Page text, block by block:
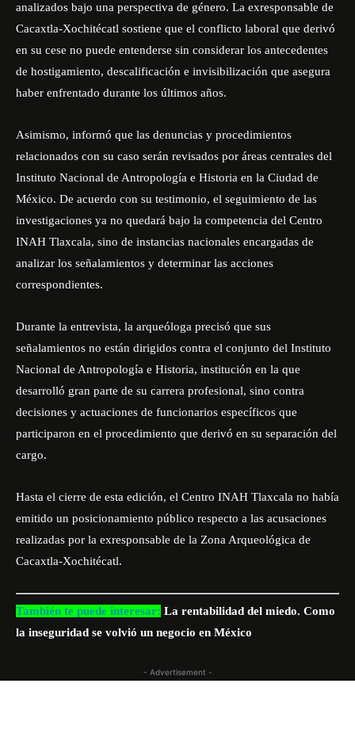
analizados bajo una perspectiva de género. La exresponsable de
Cacaxtla-Xochitécatl sostiene que el conflicto laboral que derivó
en su cese no puede entenderse sin considerar los antecedentes
de hostigamiento, descalificación e invisibilización que asegura
haber enfrentado durante los últimos años.
Asimismo, informó que las denuncias y procedimientos
relacionados con su caso serán revisados por áreas centrales del
Instituto Nacional de Antropología e Historia en la Ciudad de
México. De acuerdo con su testimonio, el seguimiento de las
investigaciones ya no quedará bajo la competencia del Centro
INAH Tlaxcala, sino de instancias nacionales encargadas de
analizar los señalamientos y determinar las acciones
correspondientes.
Durante la entrevista, la arqueóloga precisó que sus
señalamientos no están dirigidos contra el conjunto del Instituto
Nacional de Antropología e Historia, institución en la que
desarrolló gran parte de su carrera profesional, sino contra
decisiones y actuaciones de funcionarios específicos que
participaron en el procedimiento que derivó en su separación del
cargo.
Hasta el cierre de esta edición, el Centro INAH Tlaxcala no había
emitido un posicionamiento público respecto a las acusaciones
realizadas por la exresponsable de la Zona Arqueológica de
Cacaxtla-Xochitécatl.
También te puede interesar: La rentabilidad del miedo. Como
la inseguridad se volvió un negocio en México
- Advertisement -